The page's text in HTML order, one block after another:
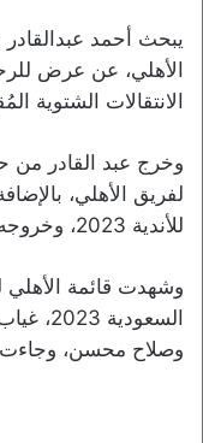
يبحث أحمد عبدالقادر
الأهلي، عن عرض
الانتقالات
وخرج عبد القادر من
لفريق الأهلي،
للأندية 2023، وخروجه من قائمة مباريات الفريق.
وشهدت قائمة الأهلي
وصلاح محسن، وجاءت